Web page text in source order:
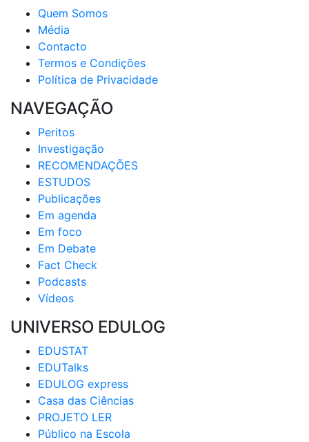
Quem Somos
Média
Contacto
Termos e Condições
Política de Privacidade
NAVEGAÇÃO
Peritos
Investigaçãо
RECOMENDAÇÕES
ESTUDOS
Publicaçõеs
Em agenda
Em foco
Em Debate
Fact Check
Podcasts
Vídeos
UNIVERSO EDULOG
EDUSTAT
EDUTalks
EDULOG express
Casa das Ciências
PROJETO LER
Público na Escola